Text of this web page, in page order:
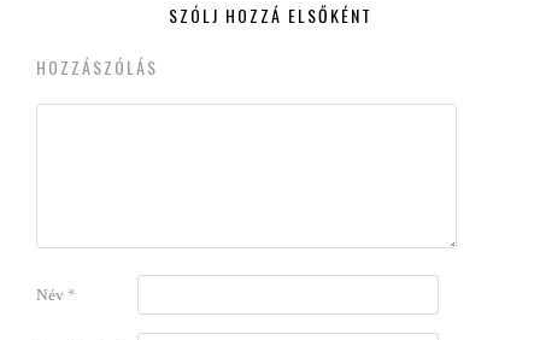
SZÓLJ HOZZÁ ELSŐKÉNT
HOZZÁSZÓLÁS
Név*